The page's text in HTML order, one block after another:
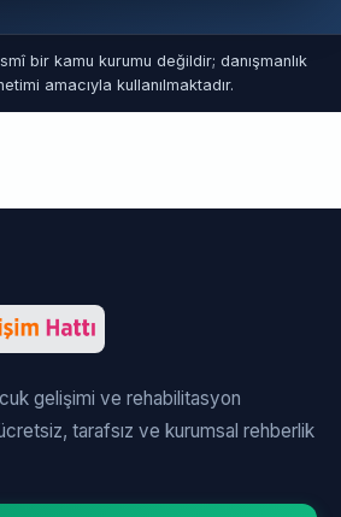
bir kamu kurumu değildir; danışmanlık
amacıyla kullanılmaktadır.
gelişimi ve rehabilitasyon
tarafsız ve kurumsal rehberlik